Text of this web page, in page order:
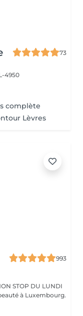
73
4950
complète
Lèvres
993
STOP DU LUNDI